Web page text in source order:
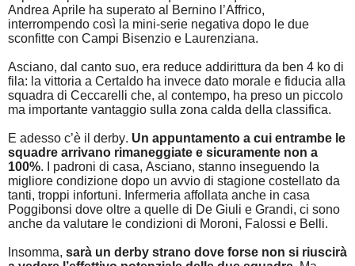
Andrea Aprile ha superato al Bernino l’Affrico,
interrompendo così la mini-serie negativa dopo le due
sconfitte con Campi Bisenzio e Laurenziana.
Asciano, dal canto suo, era reduce addirittura da ben 4 ko di
fila: la vittoria a Certaldo ha invece dato morale e fiducia alla
squadra di Ceccarelli che, al contempo, ha preso un piccolo
ma importante vantaggio sulla zona calda della classifica.
E adesso c’è il derby. Un appuntamento a cui entrambe le
squadre arrivano rimaneggiate e sicuramente non a
100%. I padroni di casa, Asciano, stanno inseguendo la
migliore condizione dopo un avvio di stagione costellato da
tanti, troppi infortuni. Infermeria affollata anche in casa
Poggibonsi dove oltre a quelle di De Giuli e Grandi, ci sono
anche da valutare le condizioni di Moroni, Falossi e Belli.
Insomma, sarà un derby strano dove forse non si riuscirà